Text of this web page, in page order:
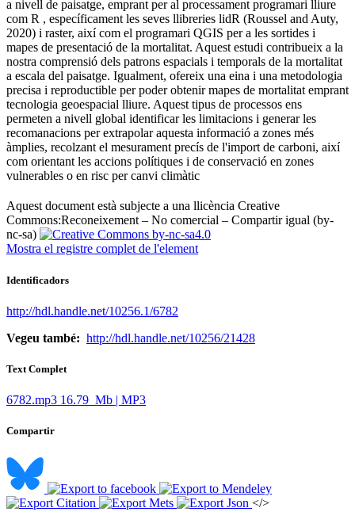
a nivell de paisatge, emprant per al processament programari lliure
com R , específicament les seves llibreries lidR (Roussel and Auty,
2020) i raster, així com el programari QGIS per a les sortides i
mapes de presentació de la mortalitat. Aquest estudi contribueix a la
nostra comprensió dels patrons espacials i temporals de la mortalitat
a escala del paisatge. Igualment, ofereix una eina i una metodologia
precisa i reproductible per poder obtenir mapes de mortalitat emprant
tecnologia geoespacial lliure. Aquest tipus de processos ens
permeten a nivell global identificar les limitacions i generar les
recomanacions per extrapolar aquesta informació a zones més
àmplies, recolzant el mesurament precís de l'import de carboni, així
com orientant les accions polítiques i de conservació en zones
vulnerables o en risc per canvi climàtic ​
Aquest document està subjecte a una llicència Creative
Commons:Reconeixement – No comercial – Compartir igual (by-
nc-sa)
Mostra el registre complet de l'element
Identificadors
http://hdl.handle.net/10256.1/6782
Vegeu també: http://hdl.handle.net/10256/21428
Text Complet
6782.mp3 16.79 Mb | MP3
Compartir
</>